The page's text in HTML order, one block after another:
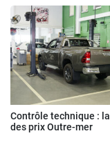
Contrôle technique :
des prix Outre-mer